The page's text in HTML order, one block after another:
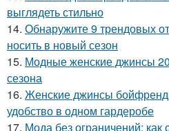
выглядеть стильно
14. Обнаружите 9 трендовых
носить в новый сезон
15. Модные женские джинсы
сезона
16. Женские джинсы
удобство в одном гардеробе
17. Мода без ограничений: как